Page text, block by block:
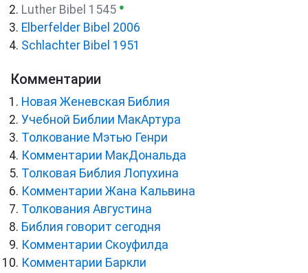
Luther Bibel 1545 ●
Elberfelder Bibel 2006
Schlachter Bibel 1951
Комментарии
Новая Женевская Библия
Учебной Библии МакАртура
Толкование Мэтью Генри
Комментарии МакДональда
Толковая Библия Лопухина
Комментарии Жана Кальвина
Толкования Августина
Библия говорит сегодня
Комментарии Скоуфилда
Комментарии Баркли